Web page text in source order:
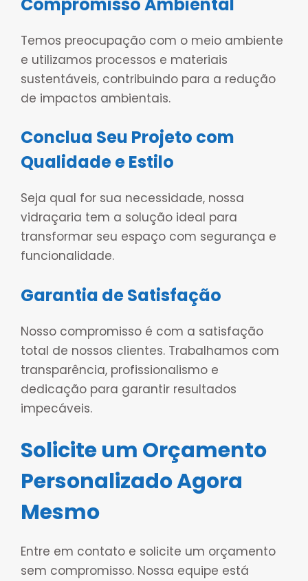
Temos preocupação com o meio ambiente
e utilizamos processos e materiais
sustentáveis, contribuindo para a redução
de impactos ambientais.
Conclua Seu Projeto com
Qualidade e Estilo
Seja qual for sua necessidade, nossa
vidraçaria tem a solução ideal para
transformar seu espaço com segurança e
funcionalidade.
Garantia de Satisfação
Nosso compromisso é com a satisfação
total de nossos clientes. Trabalhamos com
transparência, profissionalismo e
dedicação para garantir resultados
impecáveis.
Solicite um Orçamento
Personalizado Agora
Mesmo
Entre em contato e solicite um orçamento
sem compromisso. Nossa equipe está